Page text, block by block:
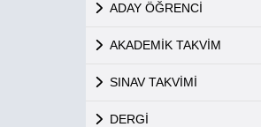
ADAY ÖĞRENCİ
AKADEMİK TAKVİM
SINAV TAKVİMİ
DERGİ